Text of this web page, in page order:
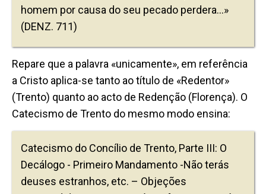
homem por causa do seu pecado perdera…»
(DENZ. 711)
Repare que a palavra «unicamente», em referência
a Cristo aplica-se tanto ao título de «Redentor»
(Trento) quanto ao acto de Redenção (Florença). O
Catecismo de Trento do mesmo modo ensina:
Catecismo do Concílio de Trento, Parte III: O
Decálogo - Primeiro Mandamento -Não terás
deuses estranhos, etc. – Objeções